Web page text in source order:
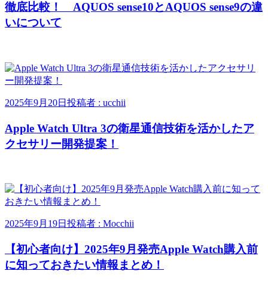
徹底比較！ AQUOS sense10とAQUOS sense9の違
いについて
2025年9月20日 投稿者 : ucchii
Apple Watch Ultra 3の衛星通信技術を活かしたア
クセサリー開発提案！
2025年9月19日 投稿者 : Mocchii
【初心者向け】2025年9月発売Apple Watch購入前
に知っておきたい情報まとめ！